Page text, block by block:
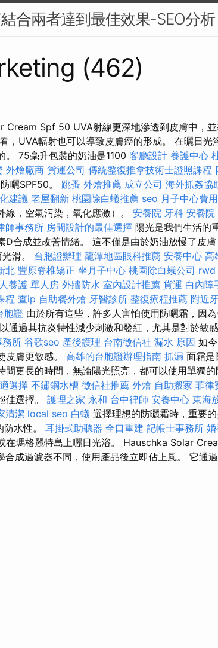
合兩者達到最佳效果-SEO分析
(462)
Spf 50 UVA射線更深地滲透到皮膚中，
，UVA輻射也可以導致皮膚癌的形成。 在曬日光
。 75毫升包裝的奶油是1100 客廳設計 養護中心
外燴廠商 貨運公司 傳統整復推拿技術士證照課程
曬SPF50。 跳蚤 外燴推薦 成立公司 海外抓姦協
建議 老屋翻新 桃園除白蟻推薦 seo 月子中心費用
，空氣污染，氧化應激）。 安養院 牙科 安養院
師事務所 房間設計的最佳選擇 陽光是我們生活的
D合成並改善情緒。 這不僅是由於奶油放慢了皮
滑。 台胞證辦理 龍潭地區眼科推薦 安養中心 高
北 豐原脊椎矯正 坐月子中心 桃園除白蟻公司 rwd
養護 單人房 外牆防水 室內設計推薦 貨運 白內障
程 查ip 自助餐外燴 牙醫診所 整復療程推薦 附近
胞證 由於所有這些，許多人害怕使用防曬霜，因
通過其抗炎特性減少刺激和發紅，尤其是對於敏
務所 谷歌seo 產後護理 台南徵信社 漏水 原因 如
皮膚更敏感。 高雄的台胞證辦理指南 抓漏 面霜是
更長的時間，無論陽光照亮，都可以使用單獨的
選擇 不鏽鋼水槽 徵信社推薦 外燴 自助搬家 菲律
佳選擇。 護理之家 永和 台中律師 安養中心 東海
清潔 local seo 白蟻 選擇理想的防曬霜時，重要的
水性。 耳掛式助聽器 全口重建 記帳士事務所
在瑪格麗特島上曬日光浴。 Hauschka Solar
成過濾器不同，使用產品後立即佔上風。 它通